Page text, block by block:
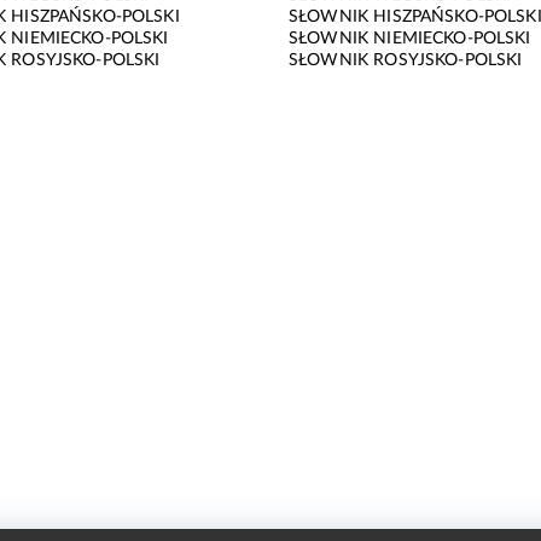
HISZPAŃSKO-POLSKI
NIEMIECKO-POLSKI
ROSYJSKO-POLSKI
SŁOWNIK HISZPAŃSKO-POLSKI
SŁOWNIK NIEMIECKO-POLSKI
SŁOWNIK ROSYJSKO-POLSKI